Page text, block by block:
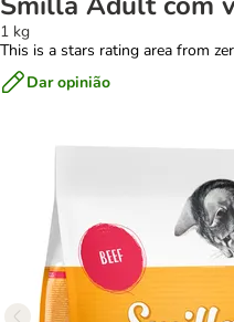
1 kg
This is a stars rating area from
Dar opinião